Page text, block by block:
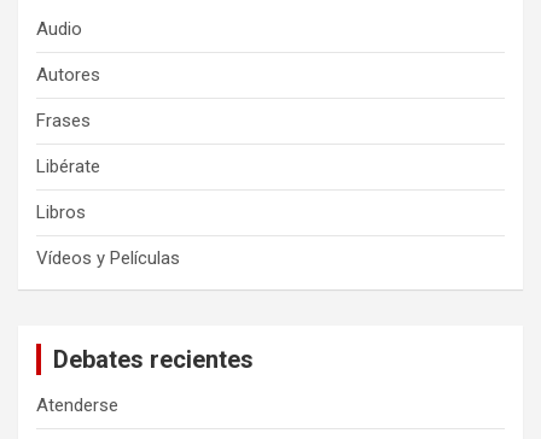
Audio
Autores
Frases
Libérate
Libros
Vídeos y Películas
Debates recientes
Atenderse